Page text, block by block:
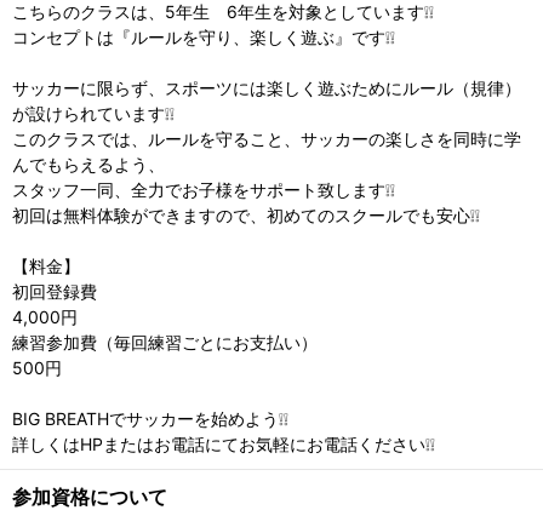
こちらのクラスは、5年生 6年生を対象としています❕❕
コンセプトは『ルールを守り、楽しく遊ぶ』です❕❕
サッカーに限らず、スポーツには楽しく遊ぶためにルール（規律）
が設けられています❕❕
このクラスでは、ルールを守ること、サッカーの楽しさを同時に学
んでもらえるよう、
スタッフ一同、全力でお子様をサポート致します❕❕
初回は無料体験ができますので、初めてのスクールでも安心❕❕
【料金】
初回登録費
4,000円
練習参加費（毎回練習ごとにお支払い）
500円
BIG BREATHでサッカーを始めよう❕❕
詳しくはHPまたはお電話にてお気軽にお電話ください❕❕
参加資格について